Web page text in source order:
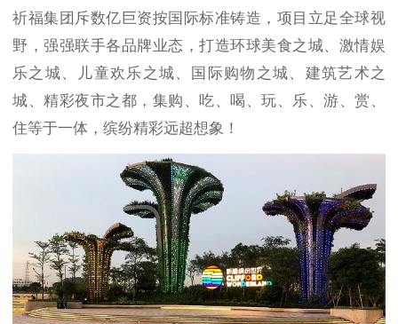
祈福集团斥数亿巨资按国际标准铸造，项目立足全球视
野，强强联手各品牌业态，打造环球美食之城、激情娱
乐之城、儿童欢乐之城、国际购物之城、建筑艺术之
城、精彩夜市之都，集购、吃、喝、玩、乐、游、赏、
住等于一体，缤纷精彩远超想象！